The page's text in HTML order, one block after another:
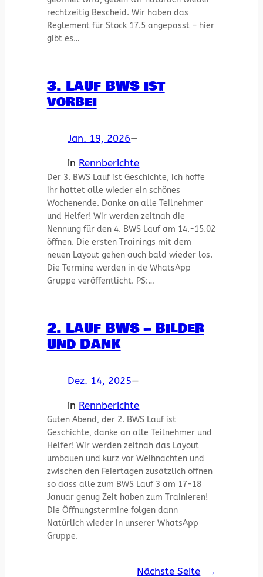
rechtzeitig Bescheid. Wir haben das
Reglement für Stock 17.5 angepasst – hier
gibt es…
3. Lauf BWS ist
vorbei
Jan. 19, 2026—
in Rennberichte
Der 3. BWS Lauf ist Geschichte, ich hoffe
ihr hattet alle wieder ein schönes
Wochenende. Danke an alle Teilnehmer
und Helfer! Wir werden zeitnah die
Nennung für den 4. BWS Lauf am 14.-15.02
öffnen. Die ersten Trainings mit dem
neuen Layout gehen auch bald wieder los.
Die Termine werden in de WhatsApp
Gruppe veröffentlicht. PS:…
2. Lauf BWS – Bilder
und Dank
Dez. 14, 2025—
in Rennberichte
Guten Abend, der 2. BWS Lauf ist
Geschichte, danke an alle Teilnehmer und
Helfer! Wir werden zeitnah das Layout
umbauen und kurz vor Weihnachten und
zwischen den Feiertagen zusätzlich öffnen
so dass alle zum BWS Lauf 3 am 17-18
Januar genug Zeit haben zum Trainieren!
Die Öffnungstermine folgen dann
Natürlich wieder in unserer WhatsApp
Gruppe.
Nächste Seite →